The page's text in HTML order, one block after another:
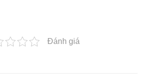
Đánh giá